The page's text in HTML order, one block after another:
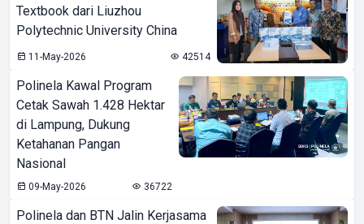
Textbook dari Liuzhou
Polytechnic University China
11-May-2026 42514
Polinela Kawal Program
Cetak Sawah 1.428 Hektar
di Lampung, Dukung
Ketahanan Pangan
Nasional
09-May-2026 36722
Polinela dan BTN Jalin Kerjasama